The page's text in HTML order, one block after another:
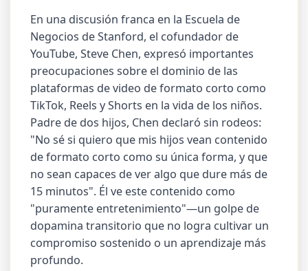
En una discusión franca en la Escuela de
Negocios de Stanford, el cofundador de
YouTube, Steve Chen, expresó importantes
preocupaciones sobre el dominio de las
plataformas de video de formato corto como
TikTok, Reels y Shorts en la vida de los niños.
Padre de dos hijos, Chen declaró sin rodeos:
"No sé si quiero que mis hijos vean contenido
de formato corto como su única forma, y que
no sean capaces de ver algo que dure más de
15 minutos". Él ve este contenido como
"puramente entretenimiento"—un golpe de
dopamina transitorio que no logra cultivar un
compromiso sostenido o un aprendizaje más
profundo.